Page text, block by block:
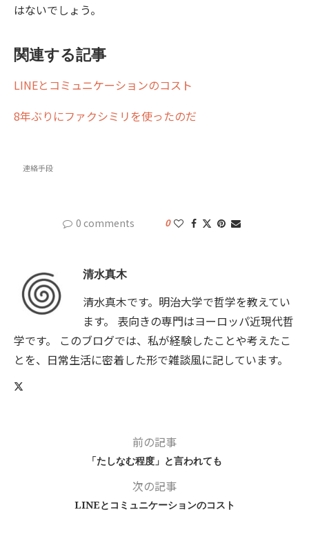
はないでしょう。
関連する記事
LINEとコミュニケーションのコスト
8年ぶりにファクシミリを使ったのだ
連絡手段
0 comments 0
清水真木
清水真木です。明治大学で哲学を教えてい
ます。 表向きの専門はヨーロッパ近現代哲
学です。 このブログでは、私が経験したことや考えたこ
とを、日常生活に密着した形で雑談風に記しています。
前の記事
「たしなむ程度」と言われても
次の記事
LINEとコミュニケーションのコスト